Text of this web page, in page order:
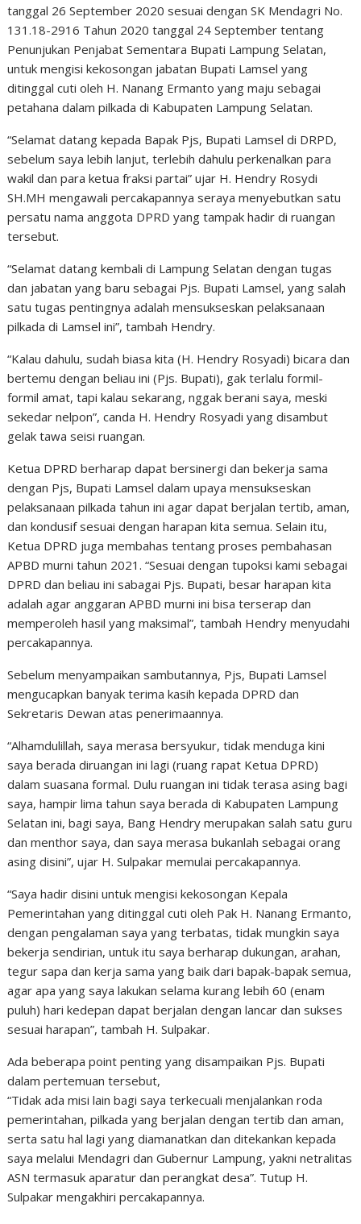
tanggal 26 September 2020 sesuai dengan SK Mendagri No.
131.18-2916 Tahun 2020 tanggal 24 September tentang
Penunjukan Penjabat Sementara Bupati Lampung Selatan,
untuk mengisi kekosongan jabatan Bupati Lamsel yang
ditinggal cuti oleh H. Nanang Ermanto yang maju sebagai
petahana dalam pilkada di Kabupaten Lampung Selatan.
“Selamat datang kepada Bapak Pjs, Bupati Lamsel di DRPD,
sebelum saya lebih lanjut, terlebih dahulu perkenalkan para
wakil dan para ketua fraksi partai” ujar H. Hendry Rosydi
SH.MH mengawali percakapannya seraya menyebutkan satu
persatu nama anggota DPRD yang tampak hadir di ruangan
tersebut.
“Selamat datang kembali di Lampung Selatan dengan tugas
dan jabatan yang baru sebagai Pjs. Bupati Lamsel, yang salah
satu tugas pentingnya adalah mensukseskan pelaksanaan
pilkada di Lamsel ini”, tambah Hendry.
“Kalau dahulu, sudah biasa kita (H. Hendry Rosyadi) bicara dan
bertemu dengan beliau ini (Pjs. Bupati), gak terlalu formil-
formil amat, tapi kalau sekarang, nggak berani saya, meski
sekedar nelpon”, canda H. Hendry Rosyadi yang disambut
gelak tawa seisi ruangan.
Ketua DPRD berharap dapat bersinergi dan bekerja sama
dengan Pjs, Bupati Lamsel dalam upaya mensukseskan
pelaksanaan pilkada tahun ini agar dapat berjalan tertib, aman,
dan kondusif sesuai dengan harapan kita semua. Selain itu,
Ketua DPRD juga membahas tentang proses pembahasan
APBD murni tahun 2021. “Sesuai dengan tupoksi kami sebagai
DPRD dan beliau ini sabagai Pjs. Bupati, besar harapan kita
adalah agar anggaran APBD murni ini bisa terserap dan
memperoleh hasil yang maksimal”, tambah Hendry menyudahi
percakapannya.
Sebelum menyampaikan sambutannya, Pjs, Bupati Lamsel
mengucapkan banyak terima kasih kepada DPRD dan
Sekretaris Dewan atas penerimaannya.
“Alhamdulillah, saya merasa bersyukur, tidak menduga kini
saya berada diruangan ini lagi (ruang rapat Ketua DPRD)
dalam suasana formal. Dulu ruangan ini tidak terasa asing bagi
saya, hampir lima tahun saya berada di Kabupaten Lampung
Selatan ini, bagi saya, Bang Hendry merupakan salah satu guru
dan menthor saya, dan saya merasa bukanlah sebagai orang
asing disini”, ujar H. Sulpakar memulai percakapannya.
“Saya hadir disini untuk mengisi kekosongan Kepala
Pemerintahan yang ditinggal cuti oleh Pak H. Nanang Ermanto,
dengan pengalaman saya yang terbatas, tidak mungkin saya
bekerja sendirian, untuk itu saya berharap dukungan, arahan,
tegur sapa dan kerja sama yang baik dari bapak-bapak semua,
agar apa yang saya lakukan selama kurang lebih 60 (enam
puluh) hari kedepan dapat berjalan dengan lancar dan sukses
sesuai harapan”, tambah H. Sulpakar.
Ada beberapa point penting yang disampaikan Pjs. Bupati
dalam pertemuan tersebut,
“Tidak ada misi lain bagi saya terkecuali menjalankan roda
pemerintahan, pilkada yang berjalan dengan tertib dan aman,
serta satu hal lagi yang diamanatkan dan ditekankan kepada
saya melalui Mendagri dan Gubernur Lampung, yakni netralitas
ASN termasuk aparatur dan perangkat desa”. Tutup H.
Sulpakar mengakhiri percakapannya.